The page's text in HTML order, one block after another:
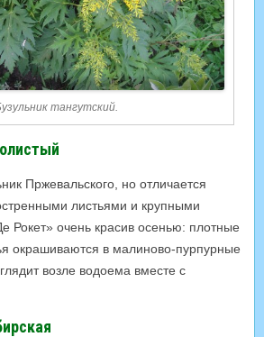
тангутский.
Пржевальского, но отличается
листьями и крупными
Рокет» очень красив осенью: плотные
окрашиваются в малиново-пурпурные
возле водоема вместе с